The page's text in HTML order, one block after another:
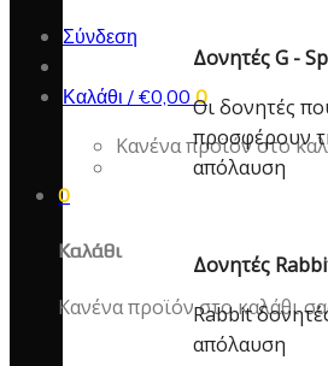
Σύνδεση
Καλάθι / €0,00 0
Κανένα προϊόν στο
0
Καλάθι
Κανένα προϊόν στο καλάθι
Δονητές G -
Οι δονητές
προσφέρουν
απόλαυση
Δονητές
Rabbit
απόλαυση